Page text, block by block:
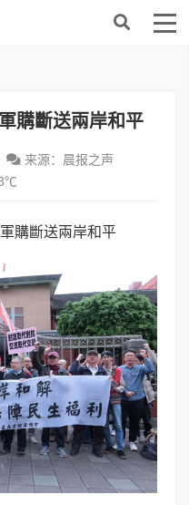
購斷送兩岸和平
来源：晨报之声
購斷送兩岸和平